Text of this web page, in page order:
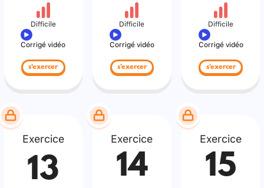
Difficile
Corrigé vidéo
s'exercer
Difficile
Corrigé vidéo
s'exercer
Difficile
Corrigé vidéo
s'exercer
Exercice
13
Exercice
14
Exercice
15